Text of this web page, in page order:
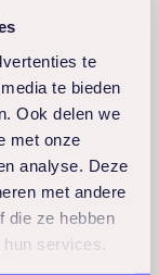
te
te bieden
Ook delen we
met onze
analyse. Deze
met andere
die ze hebben
services.
bots.